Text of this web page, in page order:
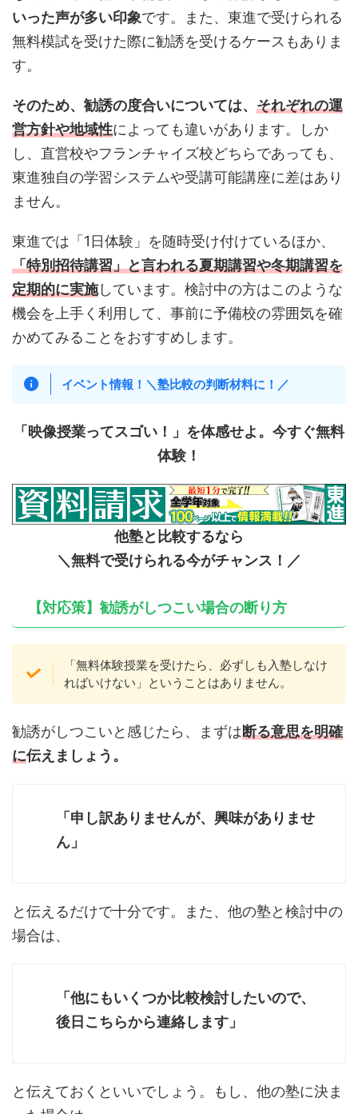
いった声が多い印象です。また、東進で受けられる
無料模試を受けた際に勧誘を受けるケースもありま
す。
そのため、勧誘の度合いについては、 それぞれの運
営方針や地域性によっても違いがあります。しか
し、直営校やフランチャイズ校どちらであっても、
東進独自の学習システムや受講可能講座に差はあり
ません。
東進では「1日体験」を随時受け付けているほか、
「特別招待講習」と言われる夏期講習や冬期講習を
定期的に実施しています。検討中の方はこのような
機会を上手く利用して、事前に予備校の雰囲気を確
かめてみることをおすすめします。
イベント情報！ ＼塾比較の判断材料に！／
「映像授業ってスゴい！」を体感せよ。今すぐ無料
体験！
他塾と比較するなら
＼無料で受けられる今がチャンス！／
【対応策】勧誘がしつこい場合の断り方
「無料体験授業を受けたら、必ずしも入塾しなけ
ればいけない」ということはありません。
勧誘がしつこいと感じたら、まずは断る意思を明確
に伝えましょう。
「申し訳ありませんが、興味がありませ
ん」
と伝えるだけで十分です。また、他の塾と検討中の
場合は、
「他にもいくつか比較検討したいので、
後日こちらから連絡します」
と伝えておくといいでしょう。もし、他の塾に決ま